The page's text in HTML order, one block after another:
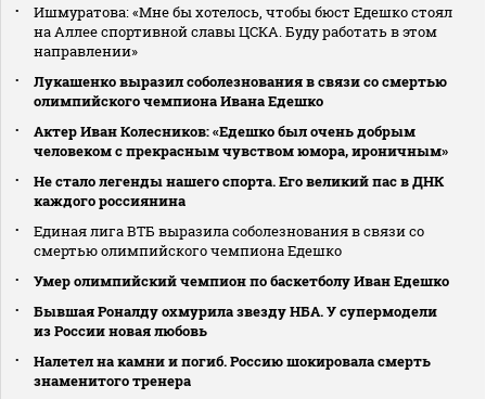
Ишмуратова: «Мне бы хотелось, чтобы бюст Едешко стоял
на Аллее спортивной славы ЦСКА. Буду работать в этом
направлении»
Лукашенко выразил соболезнования в связи со смертью
олимпийского чемпиона Ивана Едешко
Актер Иван Колесников: «Едешко был очень добрым
человеком с прекрасным чувством юмора, ироничным»
Не стало легенды нашего спорта. Его великий пас в ДНК
каждого россиянина
Единая лига ВТБ выразила соболезнования в связи со
смертью олимпийского чемпиона Едешко
Умер олимпийский чемпион по баскетболу Иван Едешко
Бывшая Роналду охмурила звезду НБА. У супермодели
из России новая любовь
Налетел на камни и погиб. Россию шокировала смерть
знаменитого тренера